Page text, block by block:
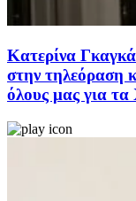
Κατερίνα
στην τηλεόραση
όλους μας για τα